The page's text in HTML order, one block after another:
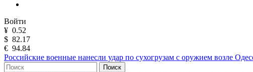
Войти
¥ 0.52
$ 82.17
€ 94.84
Российские военные нанесли удар по сухогрузам с оружием возле
Поиск